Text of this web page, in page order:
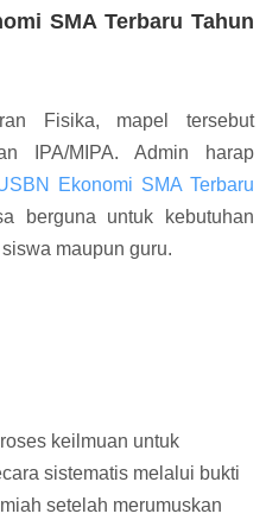
SMA Terbaru Tahun
Fisika, mapel tersebut
IPA/MIPA.Admin harap
Ekonomi SMA Terbaru
berguna untuk kebutuhan
maupun guru.
keilmuan untuk
sistematis melalui bukti
setelah merumuskan